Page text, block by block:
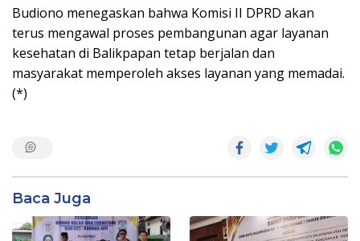
Budiono menegaskan bahwa Komisi II DPRD akan
terus mengawal proses pembangunan agar layanan
kesehatan di Balikpapan tetap berjalan dan
masyarakat memperoleh akses layanan yang memadai.
(*)
Baca Juga